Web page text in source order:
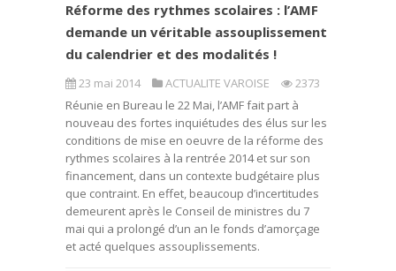
Réforme des rythmes scolaires : l’AMF
demande un véritable assouplissement
du calendrier et des modalités !
23 mai 2014 ACTUALITE VAROISE
2373
Réunie en Bureau le 22 Mai, l’AMF fait part à
nouveau des fortes inquiétudes des élus sur les
conditions de mise en oeuvre de la réforme des
rythmes scolaires à la rentrée 2014 et sur son
financement, dans un contexte budgétaire plus
que contraint. En effet, beaucoup d’incertitudes
demeurent après le Conseil de ministres du 7
mai qui a prolongé d’un an le fonds d’amorçage
et acté quelques assouplissements.